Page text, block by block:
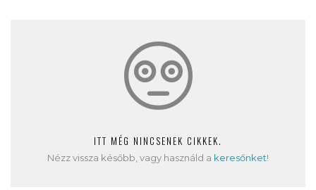
ITT MÉG NINCSENEK CIKKEK.
Nézz vissza később, vagy használd a keresőnket!